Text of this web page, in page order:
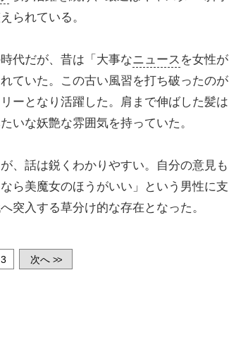
られている。
代だが、昔は「大事なニュース を女性が
ていた。この古い風習を打ち破ったのが
ーとなり活躍した。肩まで伸ばした髪は
いな妖艶な雰囲気を持っていた。
、話は鋭くわかりやすい。自分の意見も
ら美魔女のほうがいい」という男性に支
突入する草分け的な存在となった。
3 次へ >>